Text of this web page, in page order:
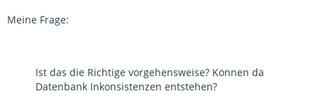
Meine Frage:
Ist das die Richtige vorgehensweise? Können da
Datenbank Inkonsistenzen entstehen?